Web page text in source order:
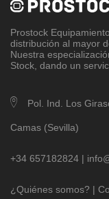
Prostock
distribución al mayor
Nuestra
Stock, dando un
Pol. Ind. Los
Camas (Sevilla)
+34 657182824 |
¿Quiénes somos? |